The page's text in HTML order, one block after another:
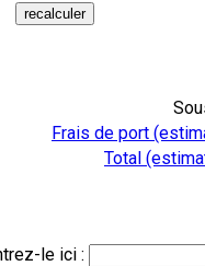
Frais de port
Total
le ici :